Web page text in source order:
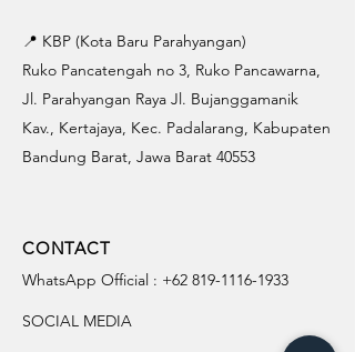
📍 KBP (Kota Baru Parahyangan)
Ruko Pancatengah no 3, Ruko Pancawarna,
Jl. Parahyangan Raya Jl. Bujanggamanik
Kav., Kertajaya, Kec. Padalarang, Kabupaten
Bandung Barat, Jawa Barat 40553
CONTACT
WhatsApp Official : +62 819-1116-1933
SOCIAL MEDIA